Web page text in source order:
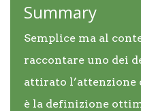
Summary
Semplice ma al
raccontare uno dei
attirato l’attenzione
è la definizione